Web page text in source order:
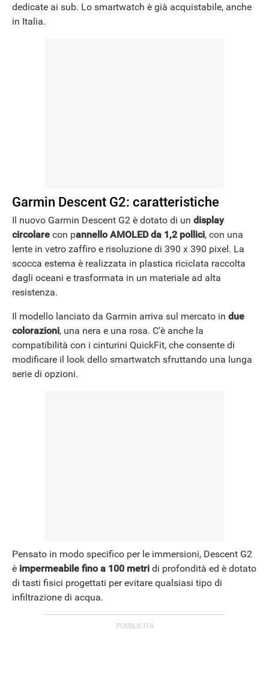
dedicate ai sub. Lo smartwatch è già acquistabile, anche
in Italia.
Garmin Descent G2: caratteristiche
Il nuovo Garmin Descent G2 è dotato di un display
circolare con pannello AMOLED da 1,2 pollici, con una
lente in vetro zaffiro e risoluzione di 390 x 390 pixel. La
scocca esterna è realizzata in plastica riciclata raccolta
dagli oceani e trasformata in un materiale ad alta
resistenza.
Il modello lanciato da Garmin arriva sul mercato in due
colorazioni, una nera e una rosa. C’è anche la
compatibilità con i cinturini QuickFit, che consente di
modificare il look dello smartwatch sfruttando una lunga
serie di opzioni.
Pensato in modo specifico per le immersioni, Descent G2
è impermeabile fino a 100 metri di profondità ed è dotato
di tasti fisici progettati per evitare qualsiasi tipo di
infiltrazione di acqua.